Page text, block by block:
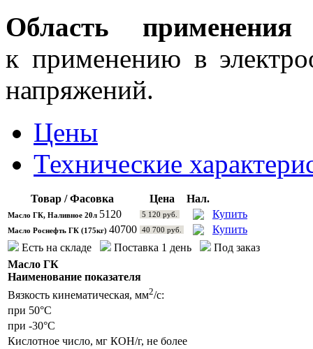
Область
к применению в
напряжений.
Цены
Технические
Товар / Фасовка Цена Нал.
Масло ГК, Наливное 20л 5120 5 120 руб. Купить
Масло Роснефть ГК (175кг) 40700 40 700 руб.
Купить
Есть на складе
Поставка 1 день
Под заказ
Масло ГК
Наименование показателя
Вязкость кинематическая, мм2/с:
при 50°С
при -30°С
Кислотное число, мг КОН/г, не более